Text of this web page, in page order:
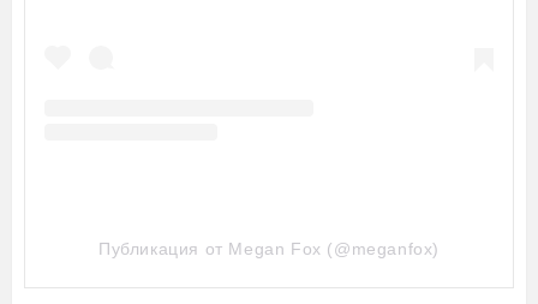
Публикация от Megan Fox (@meganfox)